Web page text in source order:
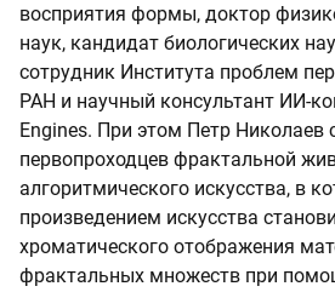
восприятия формы, доктор
наук, кандидат биологических
сотрудник Института проблем
РАН и научный консультант ИИ-
Engines. При этом Петр Николаев
первопроходцев фрактальной
алгоритмического искусства, в
произведением искусства
хроматического отображения
фрактальных множеств при